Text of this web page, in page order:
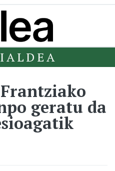
geratu da